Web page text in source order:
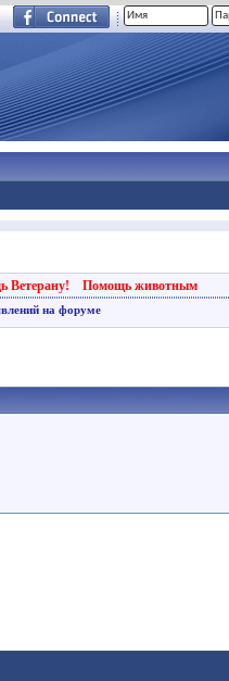
Ветерану! Помощь животным
на форуме